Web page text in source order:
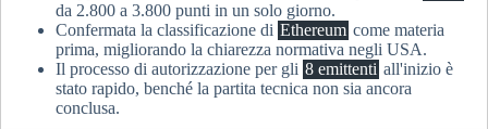
da 2.800 a 3.800 punti in un solo giorno.
Confermata la classificazione di Ethereum come materia
prima, migliorando la chiarezza normativa negli USA.
Il processo di autorizzazione per gli 8 emittenti all'inizio è
stato rapido, benché la partita tecnica non sia ancora
conclusa.